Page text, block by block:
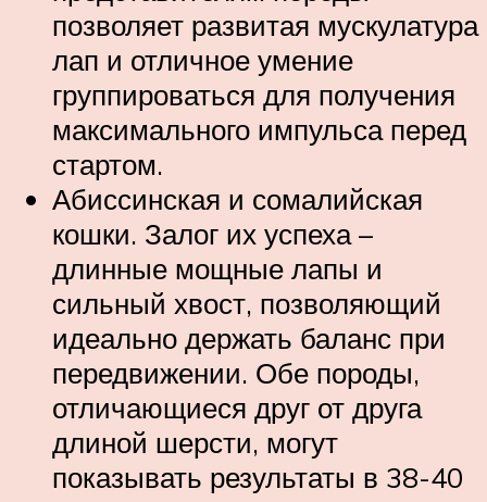
позволяет развитая мускулатура
лап и отличное умение
группироваться для получения
максимального импульса перед
стартом.
Абиссинская и сомалийская
кошки. Залог их успеха –
длинные мощные лапы и
сильный хвост, позволяющий
идеально держать баланс при
передвижении. Обе породы,
отличающиеся друг от друга
длиной шерсти, могут
показывать результаты в 38-40